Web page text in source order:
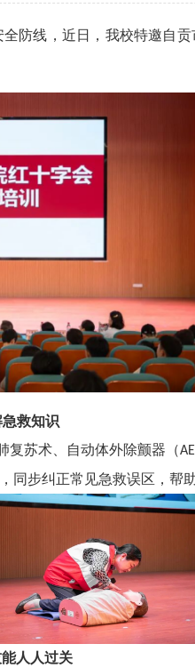
防线，近日，我校特邀自
救知识
复苏术、自动体外除颤器（
步纠正常见急救误区，帮
人人过关